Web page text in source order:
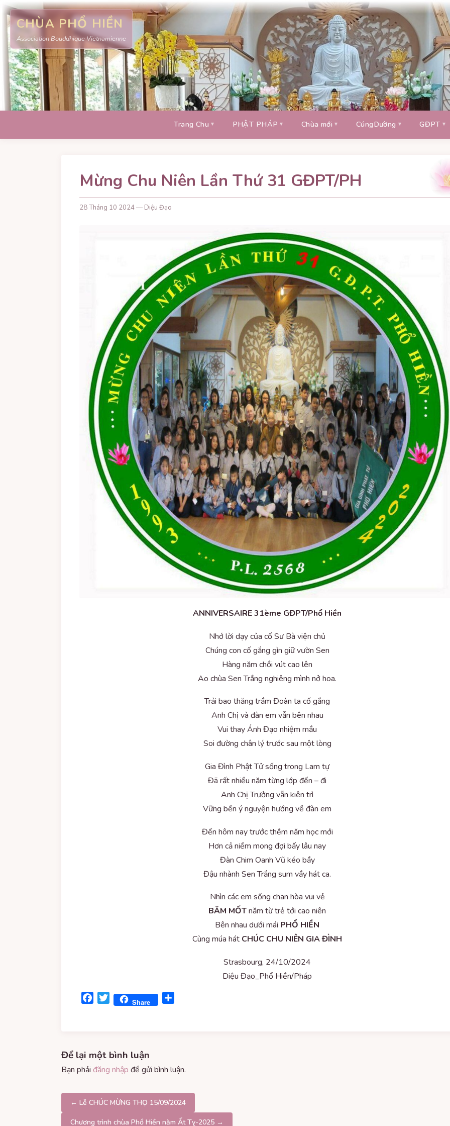
CHÙA PHỔ HIỀN
Association Bouddhique Vietnamienne
Trang Chu PHẬT PHÁP Chùa mới CúngDường GĐPT
Mừng Chu Niên Lần Thứ 31 GĐPT/PH
28 Tháng 10 2024 — Diệu Đạo
ANNIVERSAIRE 31ème GĐPT/Phổ Hiền
Nhớ lời dạy của cố Sư Bà viện chủ
Chúng con cố gắng gìn giữ vườn Sen
Hàng năm chồi vút cao lên
Ao chùa Sen Trắng nghiêng mình nở hoa.
Trải bao thăng trầm Đoàn ta cố gắng
Anh Chị và đàn em vẫn bên nhau
Vui thay Ánh Đạo nhiệm mầu
Soi đường chân lý trước sau một lòng
Gia Đình Phật Tử sống trong Lam tự
Đã rất nhiều năm từng lớp đến – đi
Anh Chị Trưởng vẫn kiên trì
Vững bền ý nguyện hướng về đàn em
Đến hôm nay trước thềm năm học mới
Hơn cả niềm mong đợi bấy lâu nay
Đàn Chim Oanh Vũ kéo bầy
Đậu nhành Sen Trắng sum vầy hát ca.
Nhìn các em sống chan hòa vui vẻ
BĂM MỐTnăm từ trẻ tới cao niên
Bên nhau dưới mái PHỔ HIỀN
Cùng múa hát CHÚC CHU NIÊN GIA ĐÌNH
Strasbourg, 24/10/2024
Diệu Đạo_Phổ Hiền/Pháp
Facebook
TwitterShare
Để lại một bình luận
Bạn phải đăng nhập để gửi bình luận.
Điều
hướng
← Lễ CHÚC MỪNG THỌ 15/09/2024
Chương trình chùa Phổ Hiền năm Ất Tỵ-2025 →